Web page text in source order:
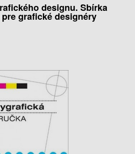
designu. Sbírka
grafické designéry